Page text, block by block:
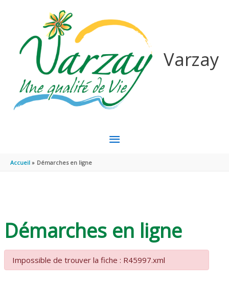
Varzay
MENU
Accueil Démarches en ligne
Démarches en ligne
Impossible de trouver la fiche : R45997.xml